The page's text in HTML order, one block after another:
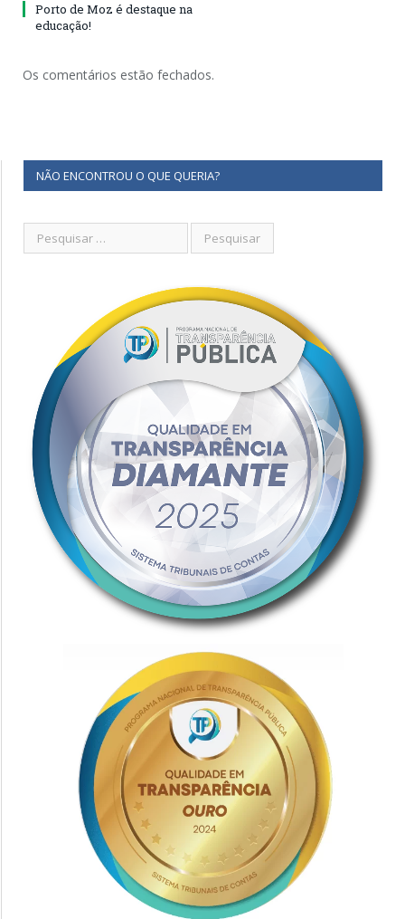
Porto de Moz é destaque na
educação!
Os comentários estão fechados.
NÃO ENCONTROU O QUE QUERIA?